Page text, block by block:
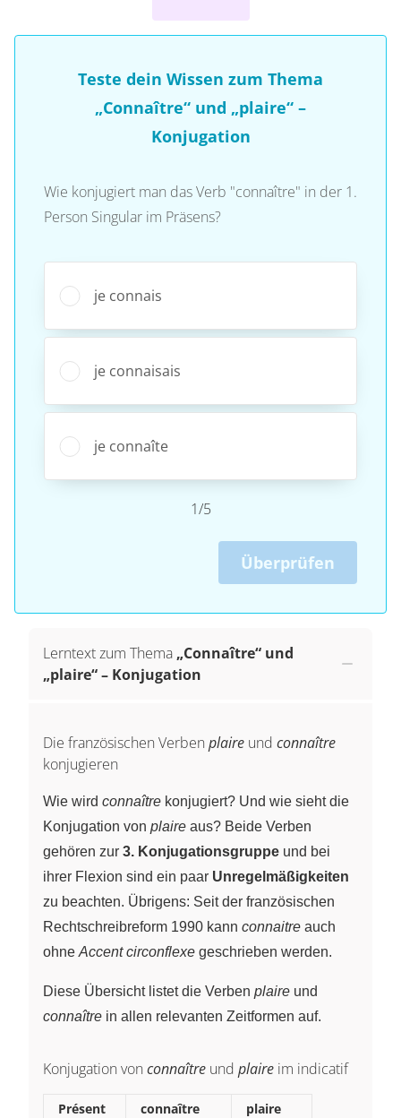
Teste dein Wissen zum Thema
„Connaître“ und „plaire“ –
Konjugation
Wie konjugiert man das Verb "connaître" in der 1.
Person Singular im Präsens?
je connais
je connaisais
je connaîte
1/5
Überprüfen
Lerntext zum Thema „Connaître“ und
„plaire“ – Konjugation
Die französischen Verben plaire und connaître
konjugieren
Wie wird connaître konjugiert? Und wie sieht die
Konjugation von plaire aus? Beide Verben
gehören zur 3. Konjugationsgruppe und bei
ihrer Flexion sind ein paar Unregelmäßigkeiten
zu beachten. Übrigens: Seit der französischen
Rechtschreibreform 1990 kann connaitre auch
ohne Accent circonflexe geschrieben werden.
Diese Übersicht listet die Verben plaire und
connaître in allen relevanten Zeitformen auf.
Konjugation von connaître und plaire im indicatif
Présent connaître
plaire